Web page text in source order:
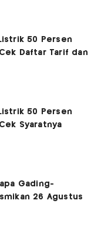
50 Persen
Daftar Tarif dan
50 Persen
Syaratnya
Gading-
26 Agustus